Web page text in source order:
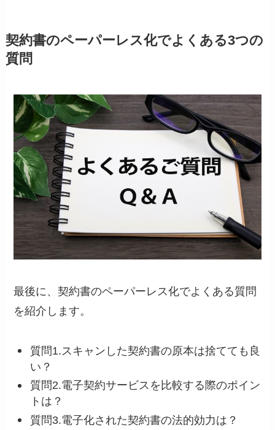
契約書のペーパーレス化でよくある3つの
質問
最後に、契約書のペーパーレス化でよくある質問
を紹介します。
質問1.スキャンした契約書の原本は捨てても良
い？
質問2.電子契約サービスを比較する際のポイン
トは？
質問3.電子化された契約書の法的効力は？